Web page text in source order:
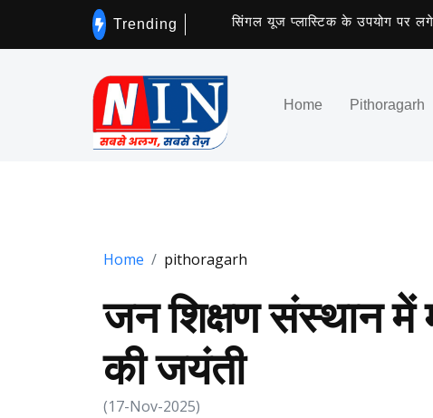
Trending सिंगल यूज प्लास्टिक के उपयोग पर लगेगी
Home Pithoragarh
Home pithoragarh
जन शिक्षण संस्थान में
की जयंती
(17-Nov-2025)